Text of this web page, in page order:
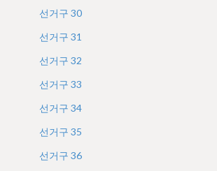
선거구 30
선거구 31
선거구 32
선거구 33
선거구 34
선거구 35
선거구 36